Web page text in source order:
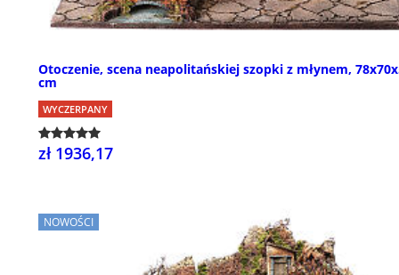
Otoczenie, scena neapolitańskiej szopki z młynem,
cm
WYCZERPANY
zł 1936,17
NOWOŚCI